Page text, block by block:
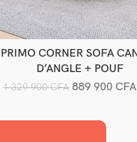
Ajouter au panier
PRIMO CORNER SOFA
D’ANGLE + POUF
1 329 900CFA 889 900CFA